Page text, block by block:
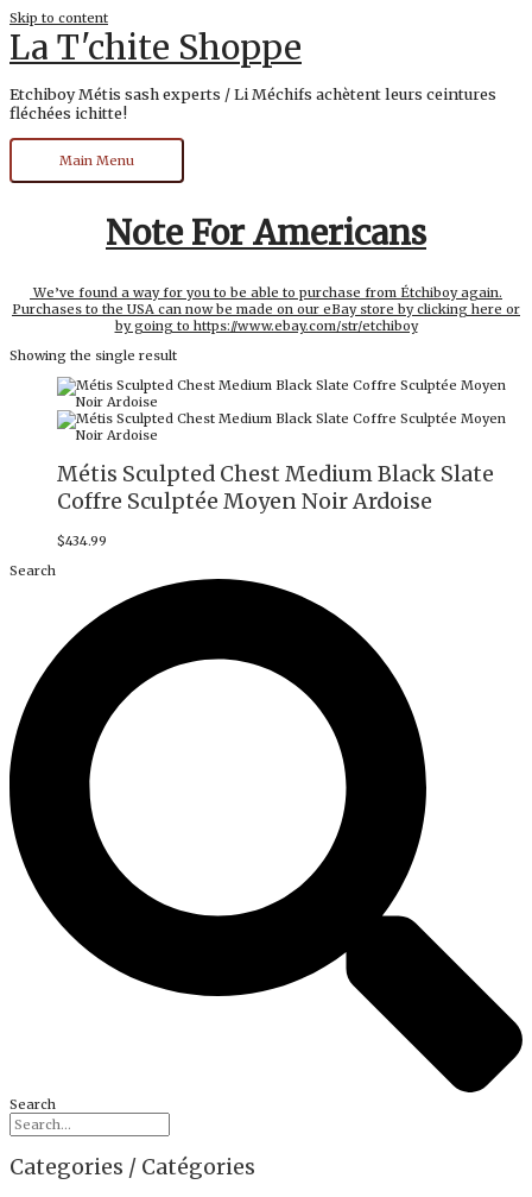
Skip to content
La T'chite Shoppe
Etchiboy Métis sash experts / Li Méchifs achètent leurs ceintures
fléchées ichitte!
Main Menu
Note For Americans
We’ve found a way for you to be able to purchase from Étchiboy again.
Purchases to the USA can now be made on our eBay store by clicking here or
by going to https://www.ebay.com/str/etchiboy
Showing the single result
Métis Sculpted Chest Medium Black Slate
Coffre Sculptée Moyen Noir Ardoise
$434.99
Search
Search
Categories / Catégories